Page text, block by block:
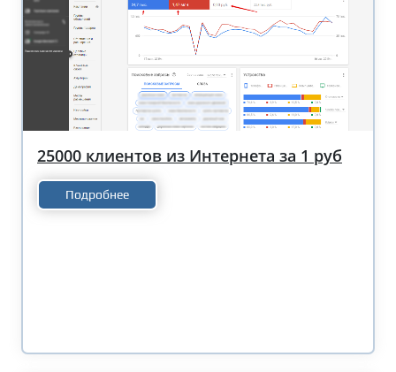
25000 клиентов из Интернета за 1 руб
Подробнее